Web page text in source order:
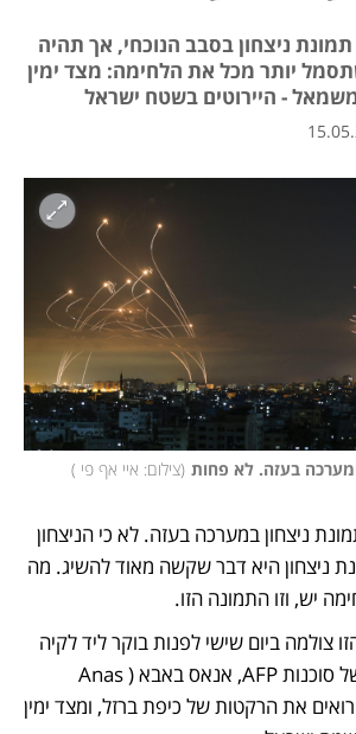
ניצחון בסבב הנוכחי, אך תהיה
יותר מכל את הלחימה: מצד ימין
- היירוטים בשטח ישראל
בעזה. לא פחות (צילום: איי אף פי )
יש, וזו התמונה הזו.
בעזה על ידי הצלם של סוכנות AFP, אנאס באבא (Anas